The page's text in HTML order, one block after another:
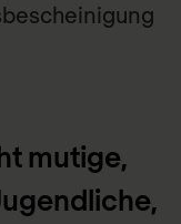
mutige,